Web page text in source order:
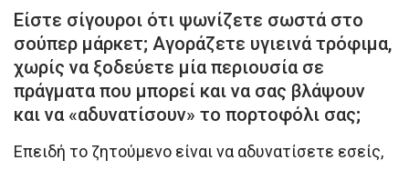
Eίστε σίγουροι ότι ψωνίζετε σωστά στο
σούπερ μάρκετ; Αγοράζετε υγιεινά τρόφιμα,
χωρίς να ξοδεύετε μία περιουσία σε
πράγματα που μπορεί και να σας βλάψουν
και να «αδυνατίσουν» το πορτοφόλι σας;
Επειδή το ζητούμενο είναι να αδυνατίσετε εσείς,